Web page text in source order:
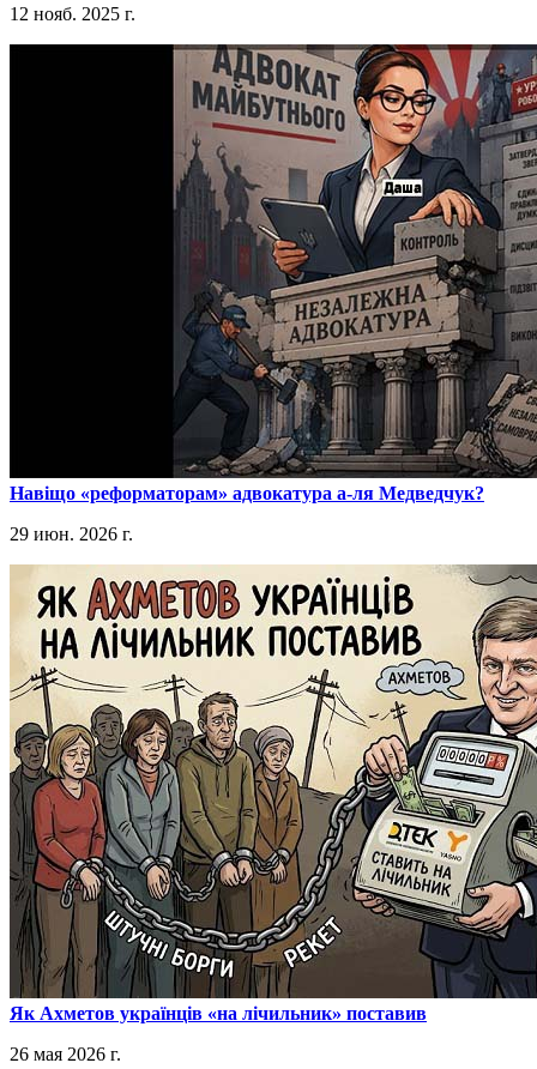
12 нояб. 2025 г.
​Навіщо «реформаторам» адвокатура а-ля Медведчук?
29 июн. 2026 г.
​Як Ахметов українців «на лічильник» поставив
26 мая 2026 г.